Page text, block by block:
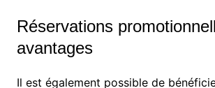
Réservations
avantages
Il est également possible de